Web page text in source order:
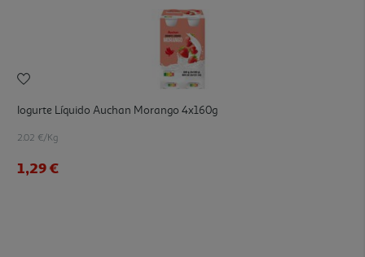
Iogurte Líquido Auchan Morango 4x160g
2.02 €/Kg
1,29 €